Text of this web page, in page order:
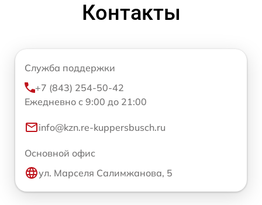
Контакты
Служба поддержки
+7 (843) 254-50-42
Ежедневно с 9:00 до 21:00
info@kzn.re-kuppersbusch.ru
Основной офис
ул. Марселя Салимжанова, 5